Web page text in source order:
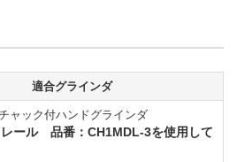
適合グラインダ
ャック付ハンドグラインダ
レール 品番：CH1MDL-3を使用して